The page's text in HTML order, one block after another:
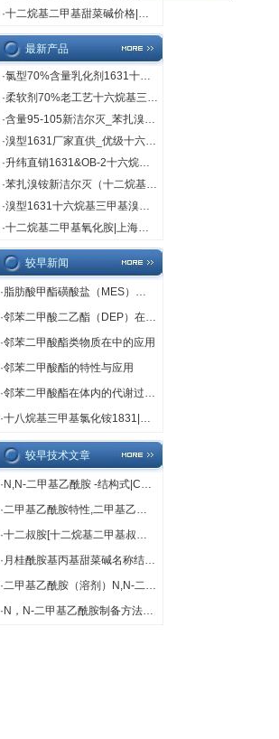
·十二烷基二甲基甜菜碱价格|直销
最新产品
·氯型70%含量乳化剂1631十六烷基三甲基氯（溴）化铵
·柔软剂70%老工艺十六烷基三甲基溴化铵（1631溴型）
·含量95-105新洁尔灭_苯扎溴铵品牌_上海鲲伟规格95-105
·溴型1631厂家直供_优级十六烷基三甲基溴化铵_新价格
·升纬直销1631&OB-2十六烷基三甲基溴化铵十二烷基二甲基氧化胺
·苯扎溴铵新洁尔灭（十二烷基二甲基苄基溴化铵）
·溴型1631十六烷基三甲基溴化铵CMC值_上海升纬生产
·十二烷基二甲基氧化胺|上海升纬化工原料
较早新闻
·脂肪酸甲酯磺酸盐（MES）在洗涤剂中的应用
·邻苯二甲酸二乙酯（DEP）在包装也有应用
·邻苯二甲酸酯类物质在中的应用
·邻苯二甲酸酯的特性与应用
·邻苯二甲酸酯在体内的代谢过程解析
·十八烷基三甲基氯化铵1831|中文名称 |十八烷基三甲基氯化铵[1] 别名 1831 英文名称 Octadearyl dimethyl ammonium chloride 英文别名 n-Octadecyltrimethylammonium Chloride; trimethyloctadecylammonium chloride; Octadearyldimethylammonium chloride; Octadecyl Trimethyl Ammonium Chloride; O
较早技术文章
· N,N-二甲基乙酰胺 -结构式|CAS|物化性质|化学名称|英文名称|分 子 式|结 构 式
·二甲基乙酰胺特性,二甲基乙酰胺用途
·十二叔胺[十二烷基二甲基叔胺]性质描述生产方法用途
· 月桂酰胺基丙基甜菜碱名称结构用途
·二甲基乙酰胺（溶剂）N,N-二甲基乙酰胺制造的聚偏氟乙烯（PVDF）中空纤维膜及应用
· N，N-二甲基乙酰胺制备方法性质用途